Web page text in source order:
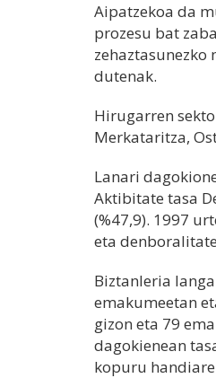
Aipatzekoa da
prozesu bat
dutenak.
Hirugarren
Merkataritza,
Lanari
Aktibitate tasa
(%47,9). 1997
eta
Biztanleria
emakumeetan
gizon eta 79
dagokienean
kopuru